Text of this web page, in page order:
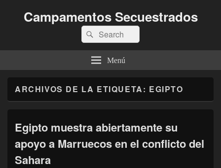
Campamentos Secuestrados
Buscar
por:
Buscar
Menú
ARCHIVOS DE LA ETIQUETA: EGIPTO
Egipto muestra abiertamente su
apoyo a Marruecos en el conflicto del
Sahara